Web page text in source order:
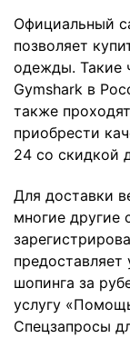
Официальный
позволяет
одежды. Такие
Gymshark в
также
приобрести
24 со скидкой
Для доставки
многие другие
шопинга за
услугу
Спецзапросы